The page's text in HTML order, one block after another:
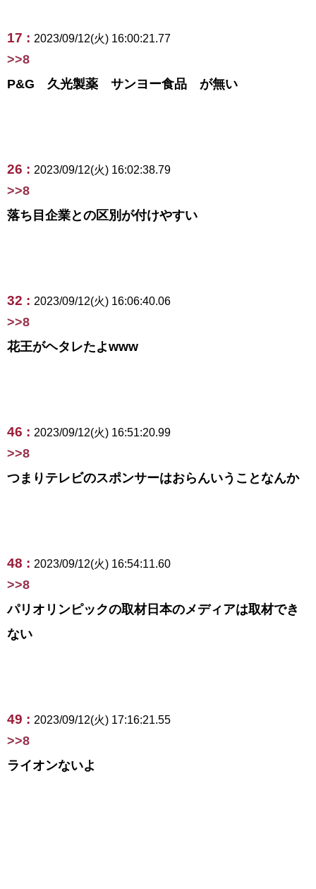
17 : 2023/09/12(火) 16:00:21.77
>>8
P&G 久光製薬 サンヨー食品 が無い
26 : 2023/09/12(火) 16:02:38.79
>>8
落ち目企業との区別が付けやすい
32 : 2023/09/12(火) 16:06:40.06
>>8
花王がヘタレたよwww
46 : 2023/09/12(火) 16:51:20.99
>>8
つまりテレビのスポンサーはおらんいうことなんか
48 : 2023/09/12(火) 16:54:11.60
>>8
パリオリンピックの取材日本のメディアは取材でき
ない
49 : 2023/09/12(火) 17:16:21.55
>>8
ライオンないよ